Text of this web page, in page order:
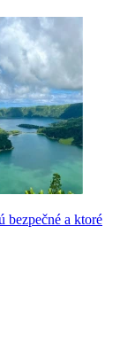
bezpečné a ktoré